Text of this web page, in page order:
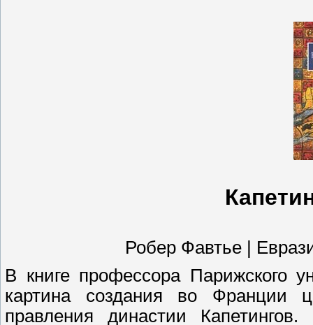
Робер Фавтье |
В книге профессора Парижского
картина создания во Франции
правления династии